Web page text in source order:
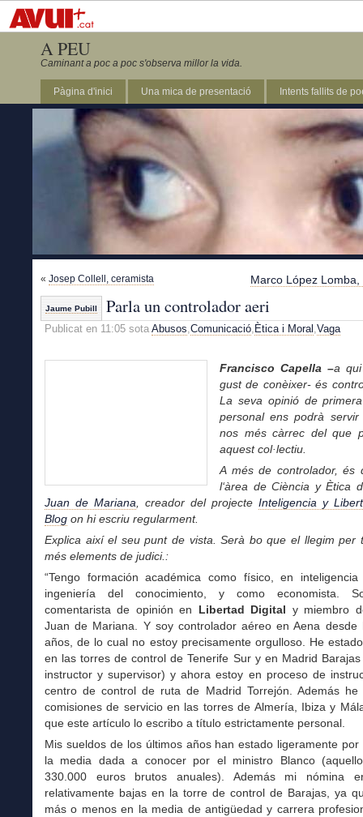
A PEU
Caminant a poc a poc s'observa millor la vida.
Pàgina d'inici Una mica de presentació Intents fallits de
« Josep Collell, ceramista Marco López
Jaume Pubill Parla un controlador aeri
Publicat en 11:05 sota Abusos,Comunicació, Ètica i Moral ,Vaga
Francisco Capella –a
gust de conèixer- és
La seva opinió de
personal ens podrà
nos més càrrec del que
aquest col·lectiu.
A més de controlador, és
l‘àrea de Ciència y Ètica
Juan de Mariana , creador del projecte Inteligencia y
Blog on hi escriu regularment.
Explica així el seu punt de vista. Serà bo que el llegim per
més elements de judici.:
“Tengo formación académica como físico, en
ingeniería del conocimiento, y como economista.
comentarista de opinión en Libertad Digital y miembro
Juan de Mariana. Y soy controlador aéreo en Aena desde
años, de lo cual no estoy precisamente orgulloso. He
en las torres de control de Tenerife Sur y en Madrid
instructor y supervisor) y ahora estoy en proceso de
centro de control de ruta de Madrid Torrejón. Además he
comisiones de servicio en las torres de Almería, Ibiza y
que este artículo lo escribo a título estrictamente personal.
Mis sueldos de los últimos años han estado ligeramente por
la media dada a conocer por el ministro Blanco
330.000 euros brutos anuales). Además mi nómina
relativamente bajas en la torre de control de Barajas, ya
más o menos en la media de antigüedad y carrera